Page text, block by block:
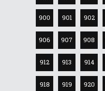
900 901 902
906 907 908
912 913 914
918 919 920